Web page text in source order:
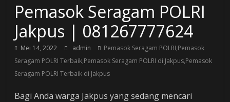
Pemasok Seragam POLRI
Jakpus | 081267777624
Mei 14, 2022 admin
Pemasok Seragam POLRI,Pemasok
Seragam POLRI Terbaik,Pemasok Seragam POLRI di Jakpus,Pemasok
Seragam POLRI Terbaik di Jakpus
Bagi Anda warga Jakpus yang sedang mencari